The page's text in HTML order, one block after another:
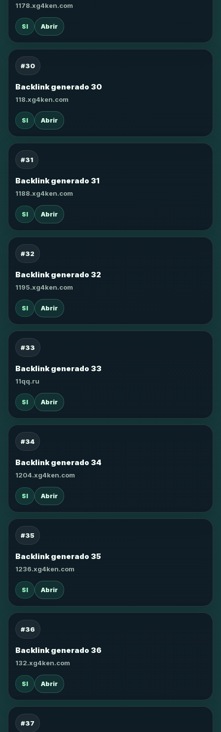
1178.xg4ken.com
SI Abrir
#30
Backlink generado 30
118.xg4ken.com
SI Abrir
#31
Backlink generado 31
1188.xg4ken.com
SI Abrir
#32
Backlink generado 32
1195.xg4ken.com
SI Abrir
#33
Backlink generado 33
11qq.ru
SI Abrir
#34
Backlink generado 34
1204.xg4ken.com
SI Abrir
#35
Backlink generado 35
1236.xg4ken.com
SI Abrir
#36
Backlink generado 36
132.xg4ken.com
SI Abrir
#37